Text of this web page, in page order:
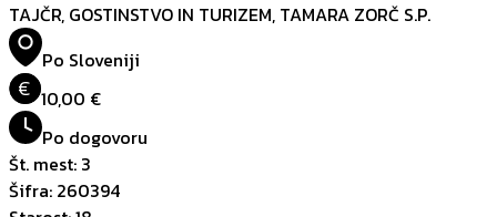
TAJČR, GOSTINSTVO IN TURIZEM, TAMARA ZORČ S.P.
Po Sloveniji
€ 10,00 €
Po dogovoru
Št. mest: 3
Šifra: 260394